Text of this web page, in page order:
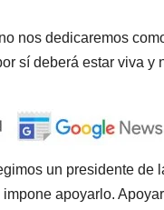
nos dedicaremos
sí deberá estar viva y
un presidente de
apoyarlo.